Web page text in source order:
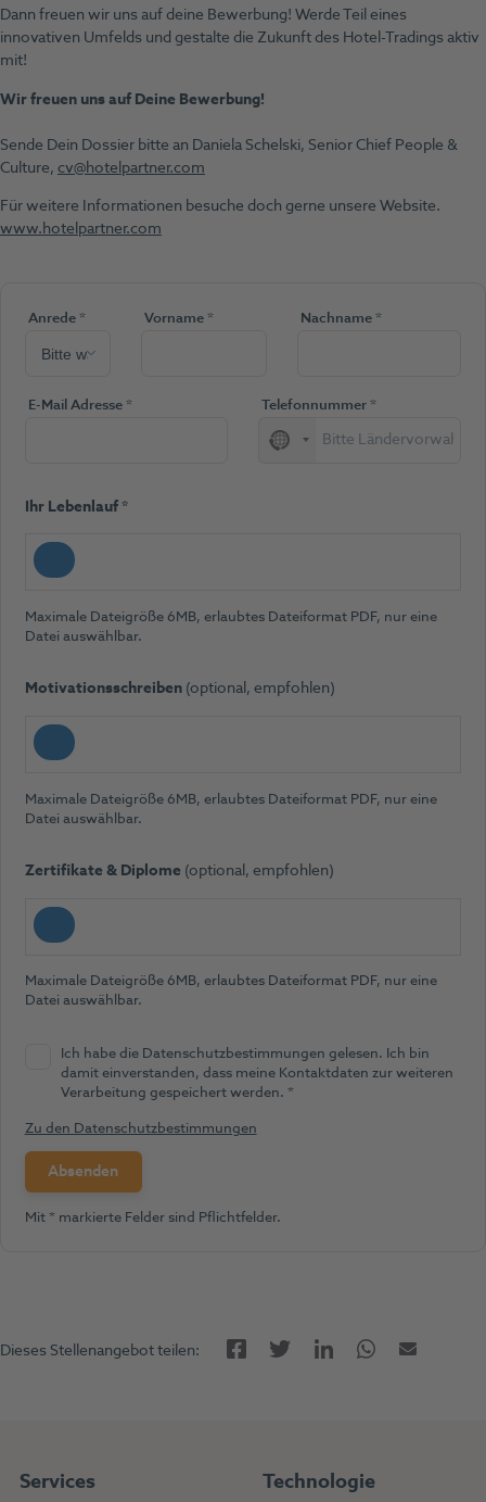
Dann freuen wir uns auf deine Bewerbung! Werde Teil eines
innovativen Umfelds und gestalte die Zukunft des Hotel-Tradings aktiv
mit!
Wir freuen uns auf Deine Bewerbung!
Sende Dein Dossier bitte an Daniela Schelski, Senior Chief People &
Culture,cv@hotelpartner.com
Für weitere Informationen besuche doch gerne unsere Website.
www.hotelpartner.com
Anrede(Pflichtfeld)
* Vorname(Pflichtfeld)
* Nachname(Pflichtfeld)
*
E-Mail Adresse(Pflichtfeld)
* Telefonnummer(Pflichtfeld)
*
No
Ihr Lebenlauf(Pflichtfeld)
*
Maximale Dateigröße 6MB, erlaubtes Dateiformat PDF, nur eine
Datei auswählbar.
Motivationsschreiben(optional, empfohlen)
Maximale Dateigröße 6MB, erlaubtes Dateiformat PDF, nur eine
Datei auswählbar.
Zertifikate & Diplome (optional, empfohlen)
Maximale Dateigröße 6MB, erlaubtes Dateiformat PDF, nur eine
Datei auswählbar.
Ich habe die Datenschutzbestimmungen gelesen. Ich bin
damit einverstanden, dass meine Kontaktdaten zur weiteren
Verarbeitung gespeichert werden. (Pflichtfeld)
*
Zu den Datenschutzbestimmungen
Mit * markierte Felder sind Pflichtfelder.
Dieses Stellenangebot teilen: FacebookTwitterLinkedInTwitterE-Mail
Services Technologie